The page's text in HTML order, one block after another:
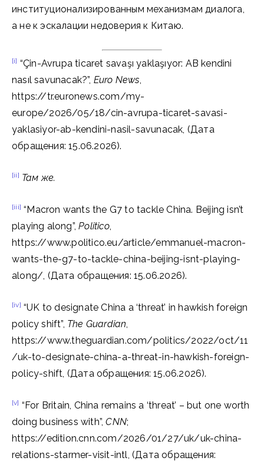
институционализированным механизмам диалога,
а не к эскалации недоверия к Китаю.
[i] “Çin-Avrupa ticaret savaşı yaklaşıyor: AB kendini
nasıl savunacak?”, Euro News,
https://tr.euronews.com/my-
europe/2026/05/18/cin-avrupa-ticaret-savasi-
yaklasiyor-ab-kendini-nasil-savunacak, (Дата
обращения: 15.06.2026).
[ii] Там же.
[iii] “Macron wants the G7 to tackle China. Beijing isn’t
playing along”,Politico,
https://www.politico.eu/article/emmanuel-macron-
wants-the-g7-to-tackle-china-beijing-isnt-playing-
along/, (Дата обращения: 15.06.2026).
[iv] “UK to designate China a ‘threat’ in hawkish foreign
policy shift”, The Guardian,
https://www.theguardian.com/politics/2022/oct/11
/uk-to-designate-china-a-threat-in-hawkish-foreign-
policy-shift, (Дата обращения: 15.06.2026).
[v] “For Britain, China remains a ‘threat’ – but one worth
doing business with”,CNN;
https://edition.cnn.com/2026/01/27/uk/uk-china-
relations-starmer-visit-intl, (Дата обращения: